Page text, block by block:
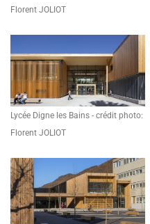
Florent JOLIOT
Lycée Digne les Bains - crédit photo:
Florent JOLIOT